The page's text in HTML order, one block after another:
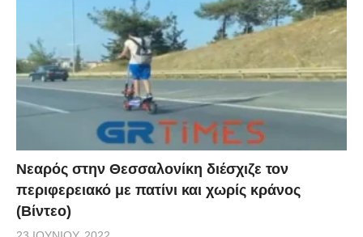
Νεαρός στην Θεσσαλονίκη διέσχιζε τον
περιφερειακό με πατίνι και χωρίς κράνος
(Βίντεο)